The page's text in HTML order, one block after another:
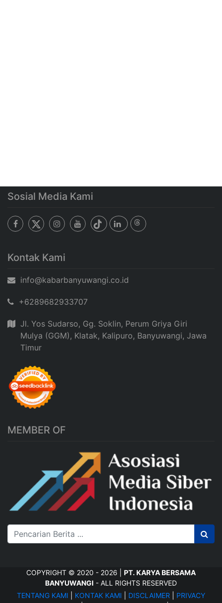
Sosial Media Kami
Kontak Kami
info@kabarbanyuwangi.co.id
+6289682933707
Jl. Yos Sudarso, Gg. Soklin, Perum Griya Giri
Mulya (GGM), Klatak, Kalipuro, Banyuwangi, Jawa
Timur
MEMBER OF
COPYRIGHT © 2020 - 2026 | PT. KARYA BERSAMA
BANYUWANGI - ALL RIGHTS RESERVED
TENTANG KAMI
KONTAK KAMI DISCLAIMER
PRIVACY